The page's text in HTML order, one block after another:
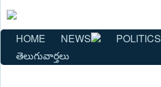
HOME NEWS POLITICS
తెలుగువార్తలు